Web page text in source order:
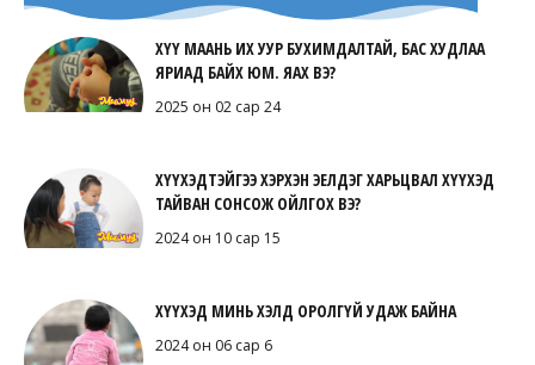
ХҮҮ МААНЬ ИХ УУР БУХИМДАЛТАЙ, БАС ХУДЛАА
ЯРИАД БАЙХ ЮМ. ЯАХ ВЭ?
2025 он 02 сар 24
ХҮҮХЭДТЭЙГЭЭ ХЭРХЭН ЭЕЛДЭГ ХАРЬЦВАЛ ХҮҮХЭД
ТАЙВАН СОНСОЖ ОЙЛГОХ ВЭ?
2024 он 10 сар 15
ХҮҮХЭД МИНЬ ХЭЛД ОРОЛГҮЙ УДАЖ БАЙНА
2024 он 06 сар 6